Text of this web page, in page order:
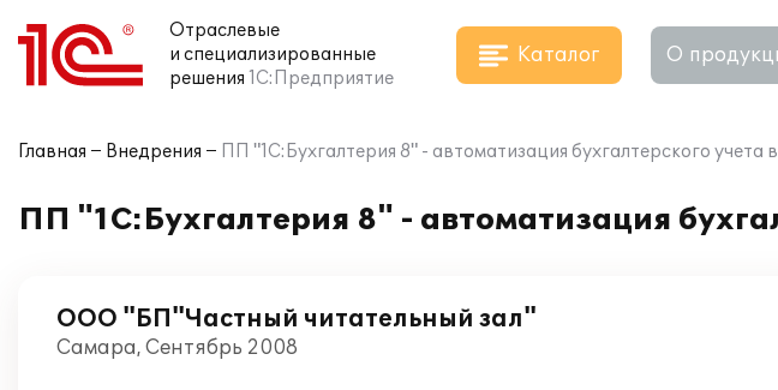
Отраслевые
и специализированные
решения 1С:Предприятие
Каталог О
Главная Внедрения ПП "1С:Бухгалтерия 8" - автоматизация бухгалтерского учета
ПП "1С:Бухгалтерия 8" - автоматизация
ООО "БП"Частный читательный зал"
Самара, Сентябрь 2008